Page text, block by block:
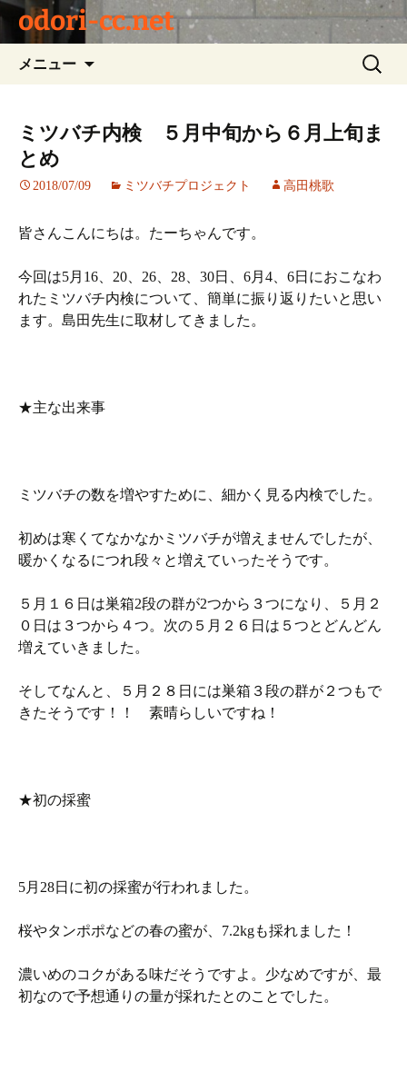
odori-cc.net
メニュー
ツ
ッ
検
索:
ミツバチ内検 ５月中旬から６月上旬ま
とめ
2018/07/09 ミツバチプロジェクト 高田桃歌
皆さんこんにちは。たーちゃんです。
今回は5月16、20、26、28、30日、6月4、6日におこなわ
れたミツバチ内検について、簡単に振り返りたいと思い
ます。島田先生に取材してきました。
★主な出来事
ミツバチの数を増やすために、細かく見る内検でした。
初めは寒くてなかなかミツバチが増えませんでしたが、
暖かくなるにつれ段々と増えていったそうです。
５月１６日は巣箱2段の群が2つから３つになり、５月２
０日は３つから４つ。次の５月２６日は５つとどんどん
増えていきました。
そしてなんと、５月２８日には巣箱３段の群が２つもで
きたそうです！！ 素晴らしいですね！
★初の採蜜
5月28日に初の採蜜が行われました。
桜やタンポポなどの春の蜜が、7.2kgも採れました！
濃いめのコクがある味だそうですよ。少なめですが、最
初なので予想通りの量が採れたとのことでした。